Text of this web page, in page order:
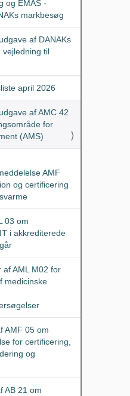
og EMAS -
markbesøg
af DANAKs
vejledning til
april 2026
af AMC 42
for
(AMS)
AMF
og certificering
03 om
i akkrediterede
af AML M02 for
medicinske
AMF 05 om
for certificering,
og
AB 21 om